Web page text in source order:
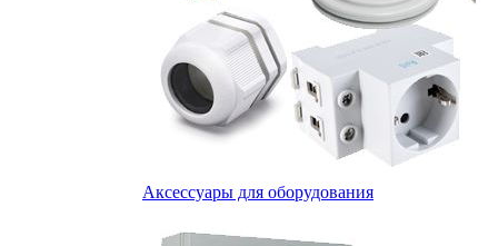
Аксессуары для оборудования